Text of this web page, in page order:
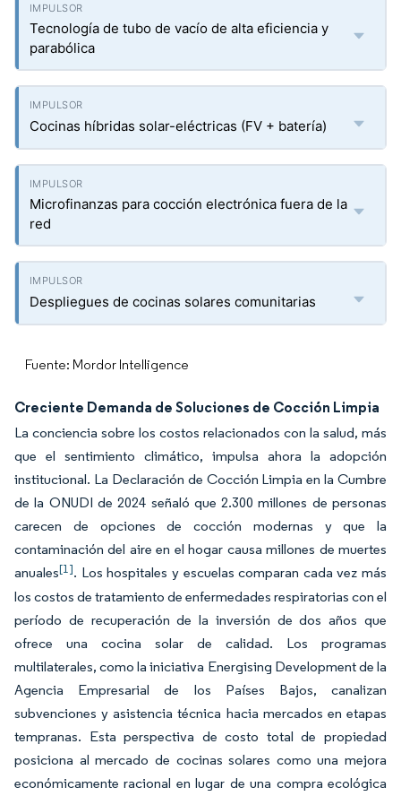
Tecnología de tubo de vacío de alta eficiencia y
parabólica
Cocinas híbridas solar-eléctricas (FV + batería)
Microfinanzas para cocción electrónica fuera de la
red
Despliegues de cocinas solares comunitarias
Fuente: Mordor Intelligence
Creciente Demanda de Soluciones de Cocción Limpia
La conciencia sobre los costos relacionados con la salud, más
que el sentimiento climático, impulsa ahora la adopción
institucional. La Declaración de Cocción Limpia en la Cumbre
de la ONUDI de 2024 señaló que 2.300 millones de personas
carecen de opciones de cocción modernas y que la
contaminación del aire en el hogar causa millones de muertes
anuales[1]. Los hospitales y escuelas comparan cada vez más
los costos de tratamiento de enfermedades respiratorias con el
período de recuperación de la inversión de dos años que
ofrece una cocina solar de calidad. Los programas
multilaterales, como la iniciativa Energising Development de la
Agencia Empresarial de los Países Bajos, canalizan
subvenciones y asistencia técnica hacia mercados en etapas
tempranas. Esta perspectiva de costo total de propiedad
posiciona al mercado de cocinas solares como una mejora
económicamente racional en lugar de una compra ecológica